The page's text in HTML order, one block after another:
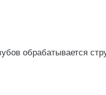
обрабатывается